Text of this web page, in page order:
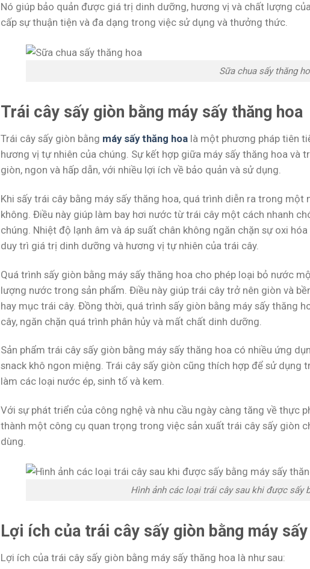
Nó giúp bảo quản được giá trị dinh dưỡng, hương vị và chất lượng
cấp sự thuận tiện và đa dạng trong việc sử dụng và thưởng thức.
Sữa chua sấy thăng
Trái cây sấy giòn bằng máy sấy thăng hoa
Trái cây sấy giòn bằng máy sấy thăng hoa là một phương pháp tiên
hương vị tự nhiên của chúng. Sự kết hợp giữa máy sấy thăng hoa và
giòn, ngon và hấp dẫn, với nhiều lợi ích về bảo quản và sử dụng.
Khi sấy trái cây bằng máy sấy thăng hoa, quá trình diễn ra trong
không. Điều này giúp làm bay hơi nước từ trái cây một cách nhanh
chúng. Nhiệt độ lạnh âm và áp suất chân không ngăn chặn sự oxi
duy trì giá trị dinh dưỡng và hương vị tự nhiên của trái cây.
Quá trình sấy giòn bằng máy sấy thăng hoa cho phép loại bỏ nước
lượng nước trong sản phẩm. Điều này giúp trái cây trở nên giòn và
hay mục trái cây. Đồng thời, quá trình sấy giòn bằng máy sấy thăng
cây, ngăn chặn quá trình phân hủy và mất chất dinh dưỡng.
Sản phẩm trái cây sấy giòn bằng máy sấy thăng hoa có nhiều ứng
snack khô ngon miệng. Trái cây sấy giòn cũng thích hợp để sử dụng
làm các loại nước ép, sinh tố và kem.
Với sự phát triển của công nghệ và nhu cầu ngày càng tăng về thực
thành một công cụ quan trọng trong việc sản xuất trái cây sấy giòn
dùng.
Hình ảnh các loại trái cây sau khi được sấy
Lợi ích của trái cây sấy giòn bằng máy
Lợi ích của trái cây sấy giòn bằng máy sấy thăng hoa là như sau: